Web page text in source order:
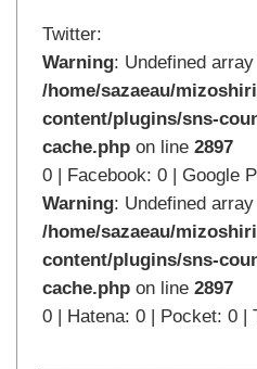
Twitter:
Warning: Undefined
/home/sazaeau/
content/plugins/sns-
cache.php on line 2897
0 | Facebook: 0 | Google
Warning: Undefined
/home/sazaeau/
content/plugins/sns-
cache.php on line 2897
0 | Hatena: 0 | Pocket: 0 |